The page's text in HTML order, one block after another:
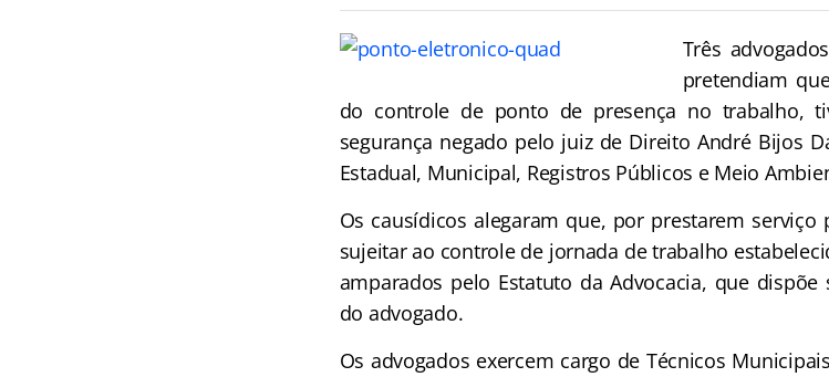
Três
pretendiam
do controle de ponto de presença no trabalho,
segurança negado pelo juiz de Direito André Bijos
Estadual, Municipal, Registros Públicos e Meio
Os causídicos alegaram que, por prestarem
sujeitar ao controle de jornada de trabalho
amparados pelo Estatuto da Advocacia, que
do advogado.
Os advogados exercem cargo de Técnicos